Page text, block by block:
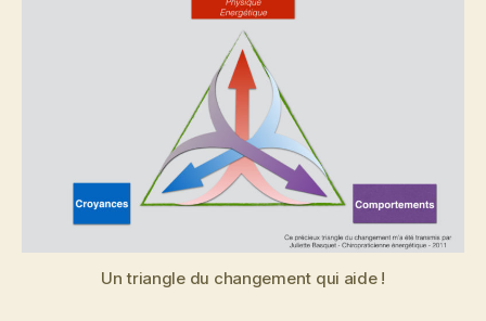
Un triangle du changement qui aide !